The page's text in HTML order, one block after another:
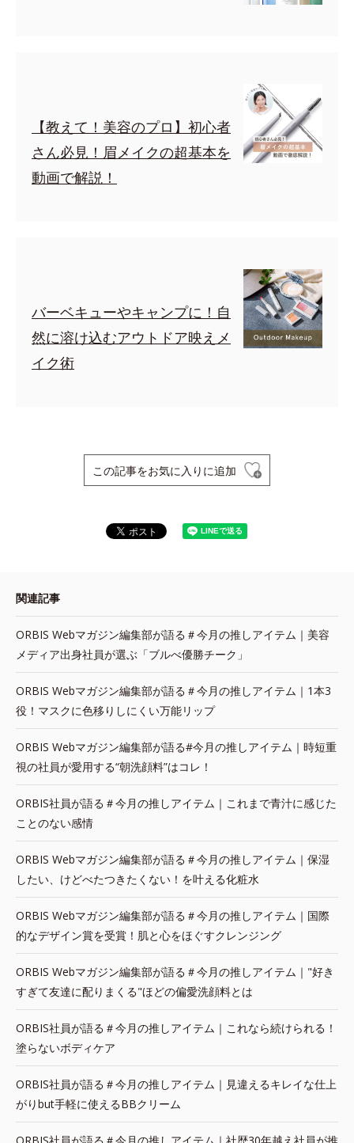
【教えて！美容のプロ】初心者
さん必見！眉メイクの超基本を
動画で解説！
バーベキューやキャンプに！自
然に溶け込むアウトドア映えメ
イク術
この記事をお気に入りに追加
関連記事
ORBIS Webマガジン編集部が語る＃今月の推しアイテム｜美容
メディア出身社員が選ぶ「ブルべ優勝チーク」
ORBIS Webマガジン編集部が語る＃今月の推しアイテム｜1本3
役！マスクに色移りしにくい万能リップ
ORBIS Webマガジン編集部が語る#今月の推しアイテム｜時短重
視の社員が愛用する“朝洗顔料”はコレ！
ORBIS社員が語る＃今月の推しアイテム｜これまで青汁に感じた
ことのない感情
ORBIS Webマガジン編集部が語る＃今月の推しアイテム｜保湿
したい、けどべたつきたくない！を叶える化粧水
ORBIS Webマガジン編集部が語る＃今月の推しアイテム｜国際
的なデザイン賞を受賞！肌と心をほぐすクレンジング
ORBIS Webマガジン編集部が語る＃今月の推しアイテム｜"好き
すぎて友達に配りまくる"ほどの偏愛洗顔料とは
ORBIS社員が語る＃今月の推しアイテム｜これなら続けられる！
塗らないボディケア
ORBIS社員が語る＃今月の推しアイテム｜見違えるキレイな仕上
がりbut手軽に使えるBBクリーム